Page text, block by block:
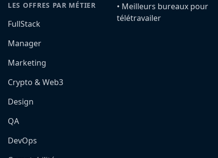
LES OFFRES PAR MÉTIER
FullStack
Manager
Marketing
Crypto & Web3
Design
QA
DevOps
•️ Meilleurs bureaux pour
télétravailer